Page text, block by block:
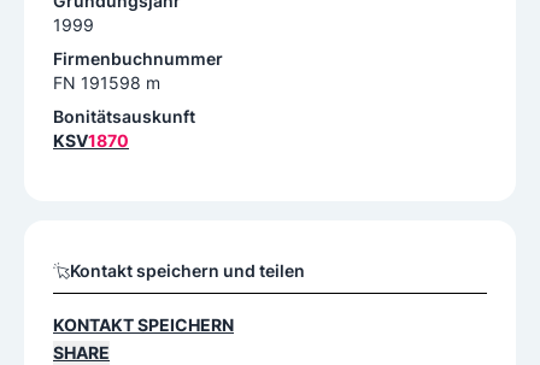
1999
Firmenbuchnummer
FN 191598 m
Bonitätsauskunft
KSV1870
Kontakt speichern und teilen
KONTAKT SPEICHERN
SHARE